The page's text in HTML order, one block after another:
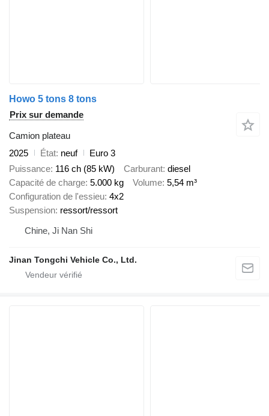
Howo 5 tons 8 tons
Prix sur demande
Camion plateau
2025
État neuf
Euro 3
Puissance 116 ch (85 kW) Carburant diesel
Capacité de charge 5.000 kg Volume 5,54 m³
Configuration de l'essieu 4x2
Suspension ressort/ressort
Chine, Ji Nan Shi
Jinan Tongchi Vehicle Co., Ltd.